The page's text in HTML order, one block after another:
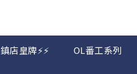
鎮店皇牌⚡⚡ OL番工系列